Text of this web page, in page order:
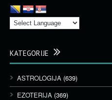
KATEGORIJE
ASTROLOGIJA (639)
EZOTERIJA (369)